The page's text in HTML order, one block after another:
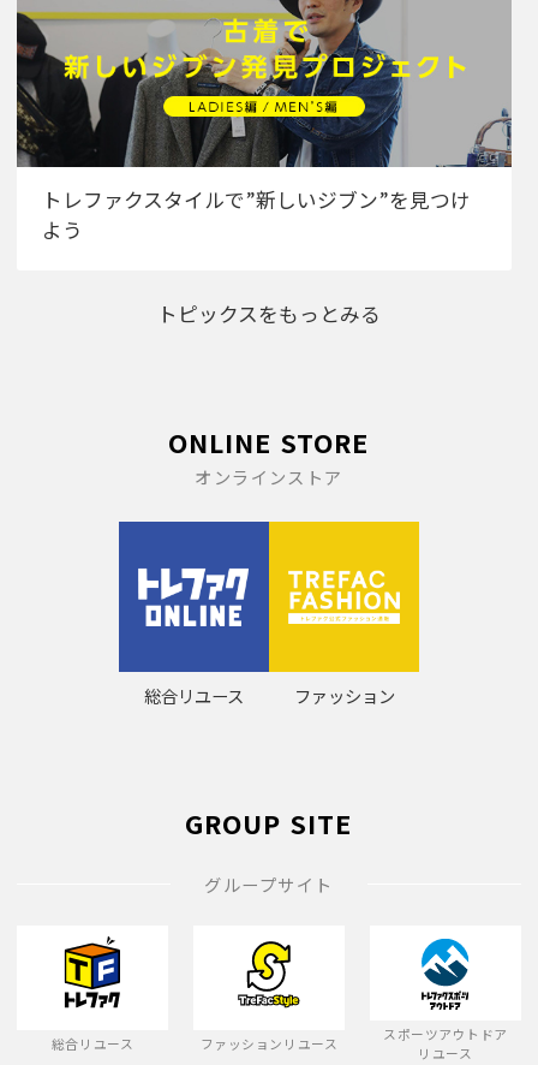
トレファクスタイルで”新しいジブン”を見つけ
よう
トピックスをもっとみる
ONLINE STORE
オンラインストア
総合リユース ファッション
GROUP SITE
グループサイト
総合リユース ファッションリユース
スポーツアウトドア
リユース